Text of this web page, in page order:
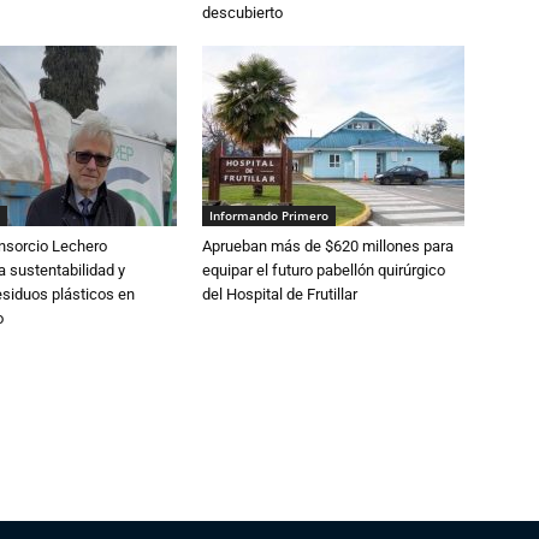
descubierto
Lechero
sustentabilidad y
plásticos en
Informando Primero
Aprueban más de $620 millones para
equipar el futuro pabellón quirúrgico
del Hospital de Frutillar